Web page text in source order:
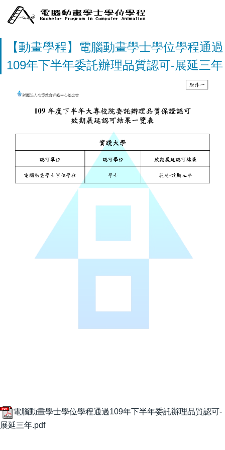
【動畫學程】電腦動畫學士學位學程通過
109年下半年委託辦理品質認可-展延三年
電腦動畫學士學位學程通過109年下半年委託辦理品質認可-
展延三年.pdf